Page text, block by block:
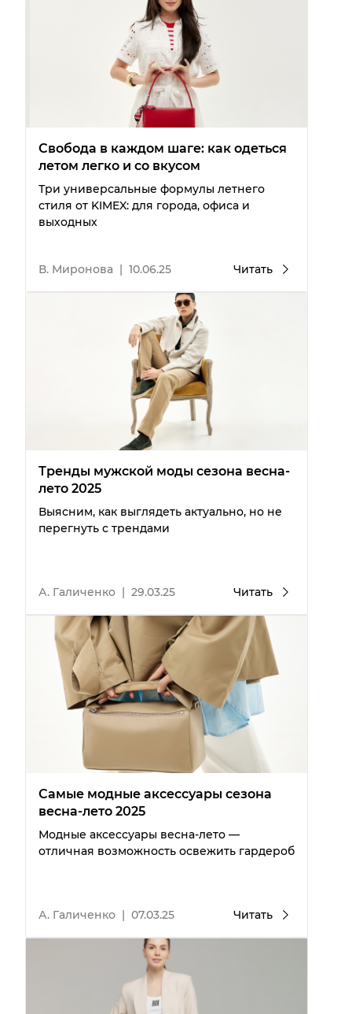
Свобода в каждом шаге: как одеться
летом легко и со вкусом
Три универсальные формулы летнего
стиля от KIMEX: для города, офиса и
выходных
В. Миронова | 10.06.25 Читать
Тренды мужской моды сезона весна-
лето 2025
Выясним, как выглядеть актуально, но не
перегнуть с трендами
А. Галиченко | 29.03.25 Читать
Самые модные аксессуары сезона
весна-лето 2025
Модные аксессуары весна-лето —
отличная возможность освежить гардероб
А. Галиченко | 07.03.25 Читать